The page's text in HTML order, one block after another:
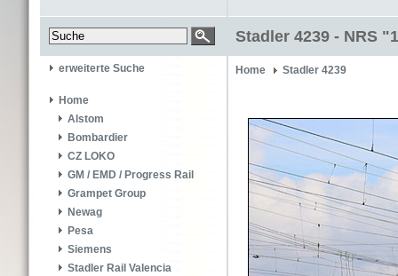
Stadler 4239 - NRS
erweiterte Suche
Home
Alstom
Bombardier
CZ LOKO
GM / EMD / Progress Rail
Grampet Group
Newag
Pesa
Siemens
Stadler Rail Valencia
Home Stadler 4239